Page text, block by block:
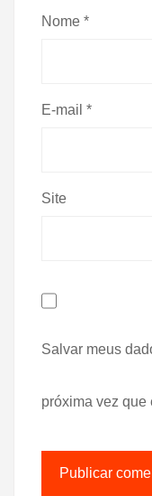
Nome *
E-mail *
Site
Salvar meus
próxima vez que